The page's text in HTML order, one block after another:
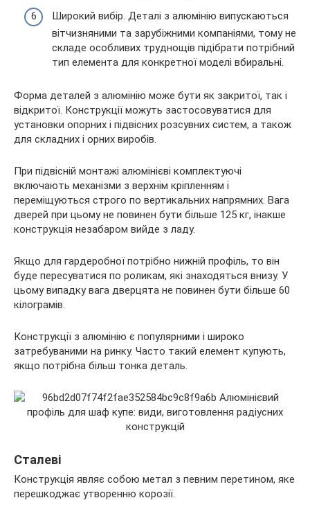
Широкий вибір. Деталі з алюмінію випускаються
вітчизняними та зарубіжними компаніями, тому не
складе особливих труднощів підібрати потрібний
тип елемента для конкретної моделі вбиральні.
Форма деталей з алюмінію може бути як закритої, так і
відкритої. Конструкції можуть застосовуватися для
установки опорних і підвісних розсувних систем, а також
для складних і орних виробів.
При підвісній монтажі алюмінієві комплектуючі
включають механізми з верхнім кріпленням і
переміщуються строго по вертикальних напрямних. Вага
дверей при цьому не повинен бути більше 125 кг, інакше
конструкція незабаром вийде з ладу.
Якщо для гардеробної потрібно нижній профіль, то він
буде пересуватися по роликам, які знаходяться внизу. У
цьому випадку вага дверцята не повинен бути більше 60
кілограмів.
Конструкції з алюмінію є популярними і широко
затребуваними на ринку. Часто такий елемент купують,
якщо потрібна більш тонка деталь.
Сталеві
Конструкція являє собою метал з певним перетином, яке
перешкоджає утворенню корозії.